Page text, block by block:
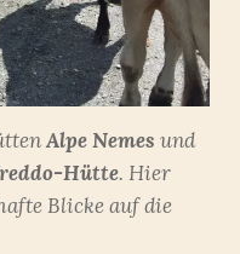
Alpe Nemes und
Hütte. Hier
Blicke auf die